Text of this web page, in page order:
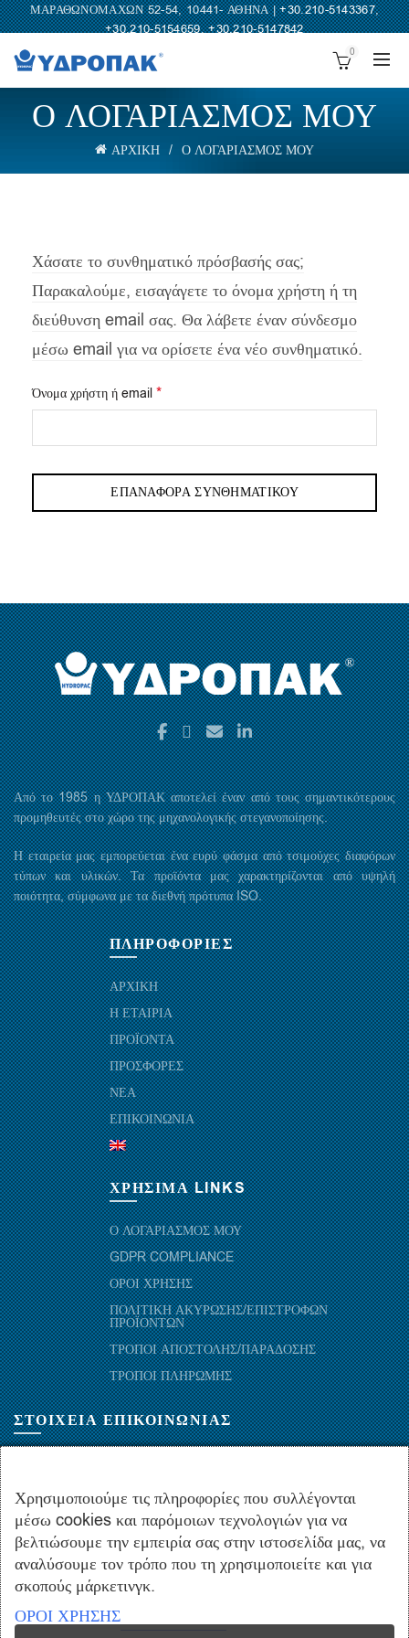
ΜΑΡΑΘΩΝΟΜΑΧΩΝ 52-54, 10441- ΑΘΗΝΑ |+30.210-5143367,
+30.210-5154659,+30.210-5147842
0
Ο ΛΟΓΑΡΙΑΣΜΟΣ ΜΟΥ
ΑΡΧΙΚΗ Ο ΛΟΓΑΡΙΑΣΜΟΣ ΜΟΥ
Χάσατε το συνθηματικό πρόσβασής σας;
Παρακαλούμε, εισαγάγετε το όνομα χρήστη ή τη
διεύθυνση email σας. Θα λάβετε έναν σύνδεσμο
μέσω email για να ορίσετε ένα νέο συνθηματικό.
Όνομα χρήστη ή email *Απαιτείται
ΕΠΑΝΑΦΟΡΆ ΣΥΝΘΗΜΑΤΙΚΟΎ
Από το 1985 η ΥΔΡΟΠΑΚ αποτελεί έναν από τους σημαντικότερους
προμηθευτές στο χώρο της μηχανολογικής στεγανοποίησης.
Η εταιρεία μας εμπορεύεται ένα ευρύ φάσμα από τσιμούχες διαφόρων
τύπων και υλικών. Τα προϊόντα μας χαρακτηρίζονται από υψηλή
ποιότητα, σύμφωνα με τα διεθνή πρότυπα ISO.
ΠΛΗΡΟΦΟΡΙΕΣ
ΑΡΧΙΚΗ
Η ΕΤΑΙΡΙΑ
ΠΡΟΪΟΝΤΑ
ΠΡΟΣΦΟΡΕΣ
ΝΕΑ
ΕΠΙΚΟΙΝΩΝΙΑ
ΧΡΗΣΙΜΑ LINKS
Ο ΛΟΓΑΡΙΑΣΜΟΣ ΜΟΥ
GDPR COMPLIANCE
ΟΡΟΙ ΧΡΗΣΗΣ
ΠΟΛΙΤΙΚΗ ΑΚΥΡΩΣΗΣ/ΕΠΙΣΤΡΟΦΩΝ
ΠΡΟΪΟΝΤΩΝ
ΤΡΟΠΟΙ ΑΠΟΣΤΟΛΗΣ/ΠΑΡΑΔΟΣΗΣ
ΤΡΟΠΟΙ ΠΛΗΡΩΜΗΣ
ΣΤΟΙΧΕΙΑ ΕΠΙΚΟΙΝΩΝΙΑΣ
+30.210-5143367,+30.210-5154659,+30.210-5147842
+30.210-5133976
info@hydropac.gr
Δευτ. εως Παρ.: 08:00 - 16:00
Χρησιμοποιούμε τις πληροφορίες που συλλέγονται
μέσω cookies και παρόμοιων τεχνολογιών για να
βελτιώσουμε την εμπειρία σας στην ιστοσελίδα μας, να
αναλύσουμε τον τρόπο που τη χρησιμοποιείτε και για
σκοπούς μάρκετινγκ.
ΟΡΟΙ ΧΡΗΣΗΣ